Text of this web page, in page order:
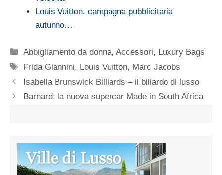
Louis Vuitton, campagna pubblicitaria
autunno…
Categorie
Abbigliamento da donna,Accessori, Luxury Bags
Tag
Frida Giannini, Louis Vuitton, Marc Jacobs
Isabella Brunswick Billiards – il biliardo di lusso
Barnard: la nuova supercar Made in South Africa